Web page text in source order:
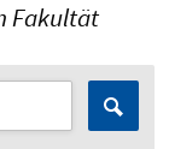
Fakultät